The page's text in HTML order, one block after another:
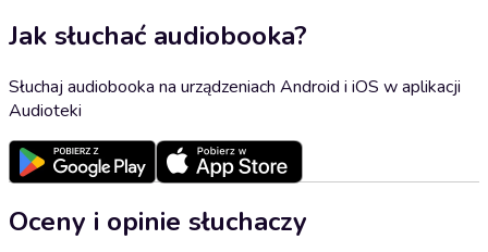
Jak słuchać audiobooka?
Słuchaj audiobooka na urządzeniach Android i iOS w aplikacji
Audioteki
Oceny i opinie słuchaczy